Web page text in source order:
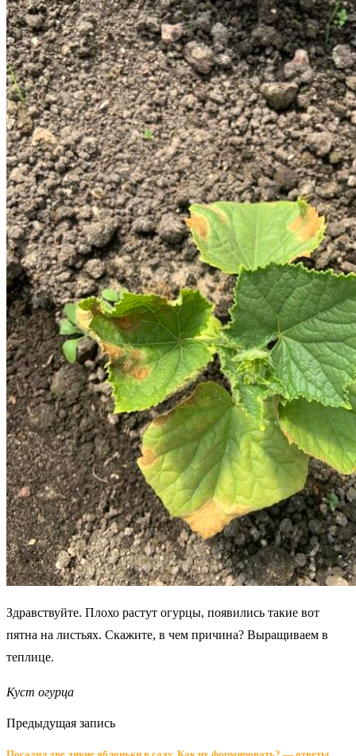
Здравствуйте. Плохо растут огурцы, появились такие вот
пятна на листьях. Скажите, в чем причина? Выращиваем в
теплице.
Куст огурца
Предыдущая запись